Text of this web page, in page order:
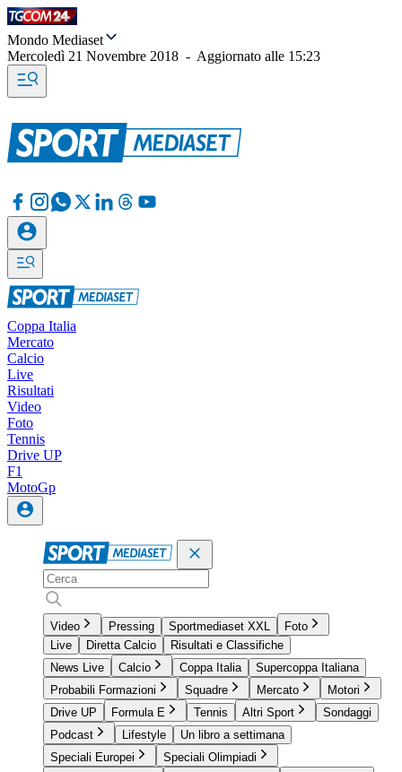
Mondo Mediaset
Mercoledì 21 Novembre 2018 - Aggiornato alle 15:23
Coppa Italia
Mercato
Calcio
Live
Risultati
Video
Foto
Tennis
Drive UP
F1
MotoGp
Video Pressing Sportmediaset XXL
Foto
Live
Diretta Calcio
Risultati e Classifiche
News Live
Calcio Coppa Italia
Supercoppa Italiana
Probabili Formazioni
Squadre Mercato
Motori
Drive UP
Formula E Tennis Altri Sport
Sondaggi
Podcast
Lifestyle
Un libro a settimana
Speciali Europei
Speciali Olimpiadi